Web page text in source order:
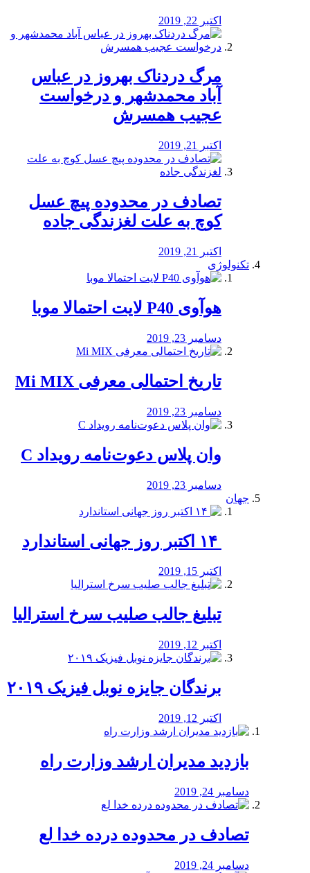
اکتبر 22, 2019
مرگ دردناک بهروز در عباس
آباد محمدشهر و درخواست
عجیب همسرش
اکتبر 21, 2019
تصادف در محدوده پیچ عسل
کوچ به علت لغزندگی جاده
اکتبر 21, 2019
تکنولوژی
هوآوی P40 لایت احتمالا موبا
دسامبر 23, 2019
تاریخ احتمالی معرفی Mi MIX
دسامبر 23, 2019
وان پلاس دعوت‌نامه رویداد C
دسامبر 23, 2019
جهان
اکتبر 15, 2019
تبلیغ جالب صلیب سرخ استرالیا
اکتبر 12, 2019
برندگان جایزه نوبل فیزیک ۲۰۱۹
اکتبر 12, 2019
بازدید مدیران ارشد وزارت راه
دسامبر 24, 2019
تصادف در محدوده درده خدا لع
دسامبر 24, 2019